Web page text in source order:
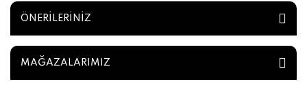
ÖNERİLERİNİZ
MAĞAZALARIMIZ